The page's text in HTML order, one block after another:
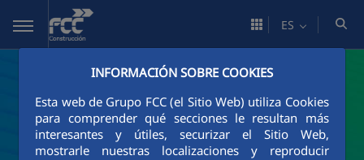
Saltar al contenido principal
INFORMACIÓN SOBRE COOKIES
Esta web de Grupo FCC (el Sitio Web) utiliza Cookies
para comprender qué secciones le resultan más
interesantes y útiles, securizar el Sitio Web,
mostrarle nuestras localizaciones y reproducir
ES